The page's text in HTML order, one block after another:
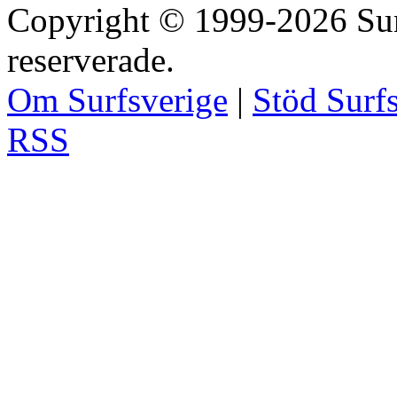
Copyright © 1999-2026
reserverade.
Om Surfsverige | Stöd
RSS